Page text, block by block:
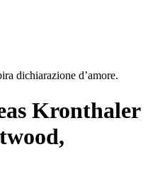
dichiarazione dʼamore.
Kronthaler